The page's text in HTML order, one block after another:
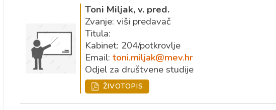
Toni Miljak, v. pred.
Zvanje: viši predavač
Titula:
Kabinet: 204/potkrovlje
Email:toni.miljak@mev.hr
Odjel za društvene studije
ŽIVOTOPIS